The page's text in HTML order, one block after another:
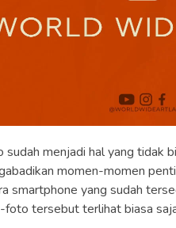
sudah menjadi hal yang tidak
momen-momen
smartphone yang sudah
tersebut terlihat biasa